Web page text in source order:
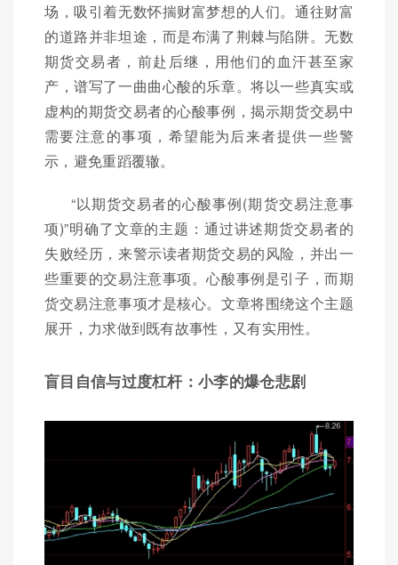
场，吸引着无数怀揣财富梦想的人们。通往财富
的道路并非坦途，而是布满了荆棘与陷阱。无数
期货交易者，前赴后继，用他们的血汗甚至家
产，谱写了一曲曲心酸的乐章。将以一些真实或
虚构的期货交易者的心酸事例，揭示期货交易中
需要注意的事项，希望能为后来者提供一些警
示，避免重蹈覆辙。
“以期货交易者的心酸事例(期货交易注意事
项)”明确了文章的主题：通过讲述期货交易者的
失败经历，来警示读者期货交易的风险，并出一
些重要的交易注意事项。心酸事例是引子，而期
货交易注意事项才是核心。文章将围绕这个主题
展开，力求做到既有故事性，又有实用性。
盲目自信与过度杠杆：小李的爆仓悲剧